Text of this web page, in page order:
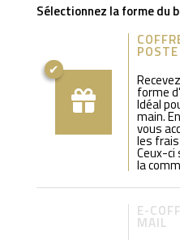
Sélectionnez la forme du
POSTE
forme
Idéal
main.
vous
les frais
Ceux-
la
E-
MAIL